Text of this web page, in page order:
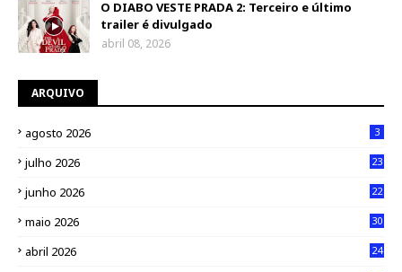
O DIABO VESTE PRADA 2: Terceiro e último
trailer é divulgado
abril 08, 2026
ARQUIVO
agosto 2026 3
julho 2026 23
junho 2026 22
maio 2026 30
abril 2026 24